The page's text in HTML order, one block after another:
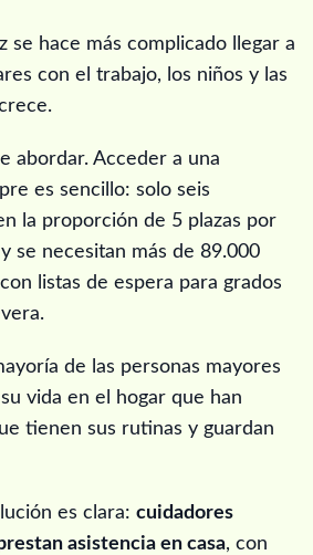
se hace más complicado llegar a
con el trabajo, los niños y las
abordar. Acceder a una
es sencillo: solo seis
la proporción de 5 plazas por
se necesitan más de 89.000
listas de espera para grados
de las personas mayores
vida en el hogar que han
tienen sus rutinas y guardan
es clara: cuidadores
asistencia en casa, con